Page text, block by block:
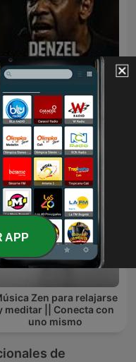
Denzel Washington
Motivational Speech
Zen para relajarse
meditar || Conecta con
uno mismo
de
APP